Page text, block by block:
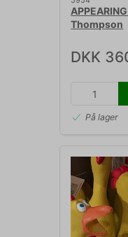
Thompson
DKK
På lager